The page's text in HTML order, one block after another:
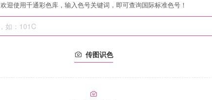
欢迎使用千通彩色库，输入色号关键词，即可查询国际标准色号！
传图识色